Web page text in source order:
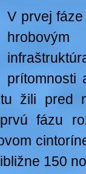
V prvej
prítomnosti
žili pred
fázu
150